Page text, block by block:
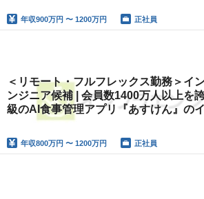
年収900万円 〜 1200万円 正社員
＜リモート・フルフレックス勤務＞イ
ンジニア候補 | 会員数1400万人以上を
級のAI食事管理アプリ『あすけん』の
用・保守とモダン化に伴うリニューア
年収800万円 〜 1200万円 正社員